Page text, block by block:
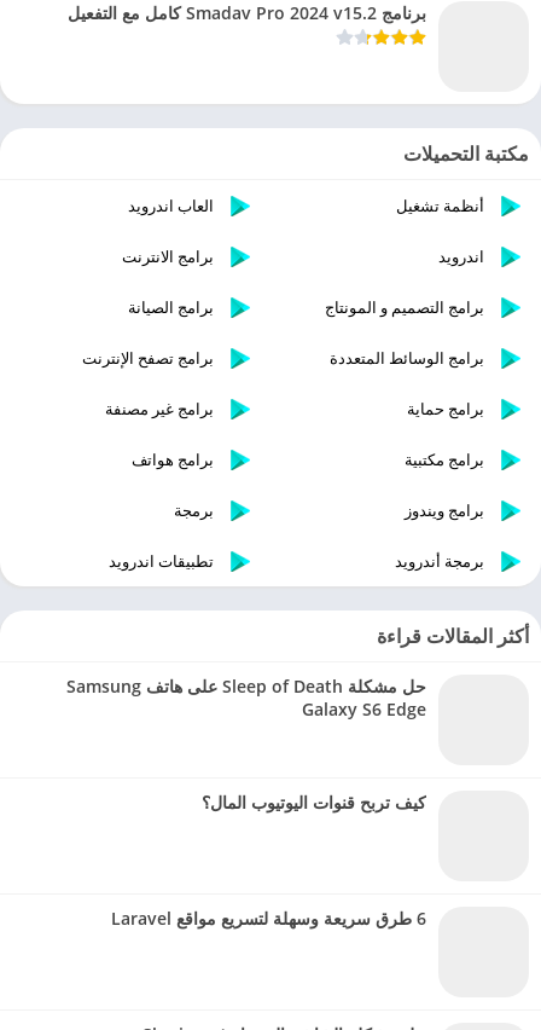
برنامج Smadav Pro 2024 v15.2 كامل مع التفعيل
مكتبة التحميلات
أنظمة تشغيل العاب اندرويد
اندرويد برامج الانترنت
برامج التصميم و المونتاج برامج الصيانة
برامج الوسائط المتعددة برامج تصفح الإنترنت
برامج حماية برامج غير مصنفة
برامج مكتبية برامج هواتف
برامج ويندوز برمجة
برمجة أندرويد تطبيقات اندرويد
أكثر المقالات قراءة
حل مشكلة Sleep of Death على هاتف Samsung
Galaxy S6 Edge
كيف تربح قنوات اليوتيوب المال؟
6 طرق سريعة وسهلة لتسريع مواقع Laravel